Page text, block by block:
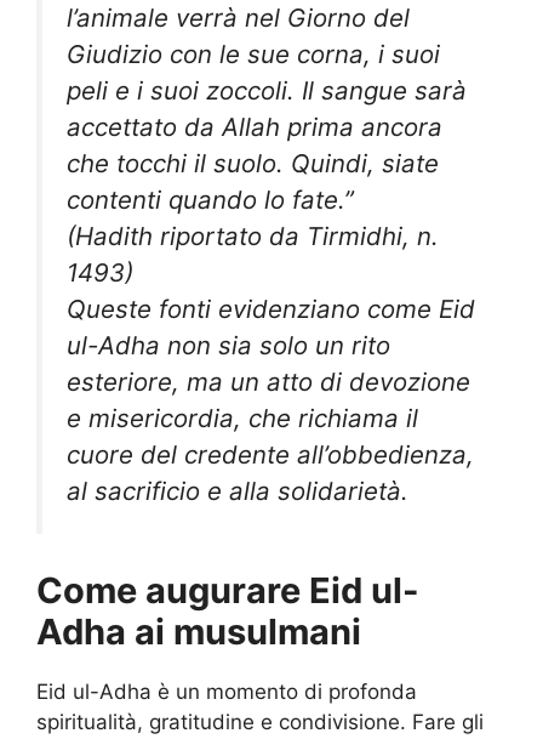
l’animale verrà nel Giorno del
Giudizio con le sue corna, i suoi
peli e i suoi zoccoli. Il sangue sarà
accettato da Allah prima ancora
che tocchi il suolo. Quindi, siate
contenti quando lo fate.”
(Hadith riportato da Tirmidhi, n.
1493)
Queste fonti evidenziano come Eid
ul-Adha non sia solo un rito
esteriore, ma un atto di devozione
e misericordia, che richiama il
cuore del credente all’obbedienza,
al sacrificio e alla solidarietà.
Come augurare Eid ul-
Adha ai musulmani
Eid ul-Adha è un momento di profonda
spiritualità, gratitudine e condivisione. Fare gli